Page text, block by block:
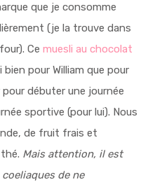
que je consomme
(je la trouve dans
Ce muesli au chocolat
pour William que pour
débuter une journée
sportive (pour lui). Nous
de fruit frais et
Mais attention, il est
de ne